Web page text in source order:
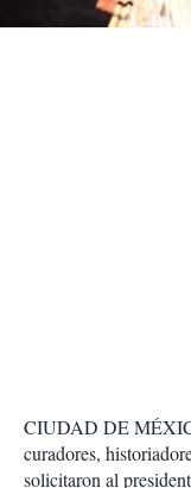
CIUDAD DE
curadores,
solicitaron al